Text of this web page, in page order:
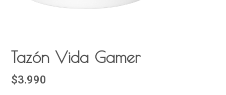
Tazón Vida Gamer
$3.990